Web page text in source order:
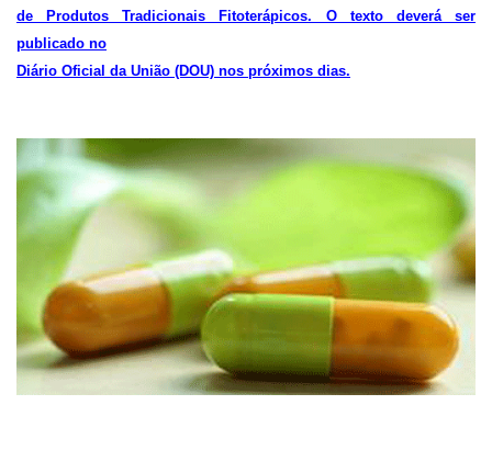
de Produtos Tradicionais Fitoterápicos. O texto deverá ser
publicado no
Diário Oficial da União (DOU) nos próximos dias.